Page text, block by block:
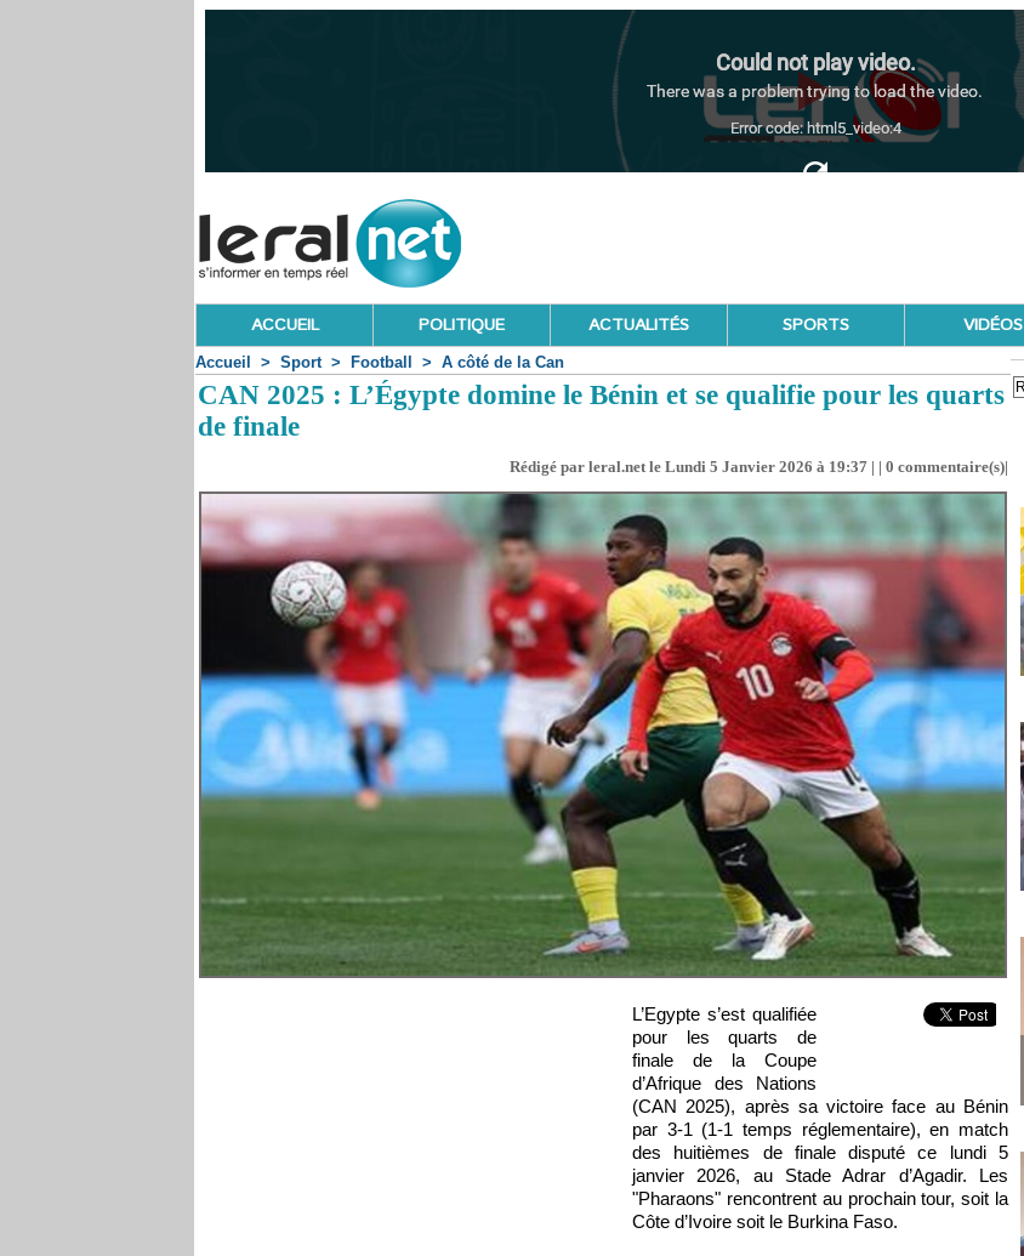
ACCUEIL POLITIQUE ACTUALITÉS SPORTS VIDÉOS
Accueil > Sport > Football > A côté de la Can
CAN 2025 : L’Égypte domine le Bénin et se qualifie pour les quarts
de finale
Rédigé par leral.net le Lundi 5 Janvier 2026 à 19:37 | | 0 commentaire(s)|
L’Egypte s’est qualifiée
pour les quarts de
finale de la Coupe
d’Afrique des Nations
(CAN 2025), après sa victoire face au Bénin
par 3-1 (1-1 temps réglementaire), en match
des huitièmes de finale disputé ce lundi 5
janvier 2026, au Stade Adrar d’Agadir. Les
"Pharaons" rencontrent au prochain tour, soit la
Côte d’Ivoire soit le Burkina Faso.